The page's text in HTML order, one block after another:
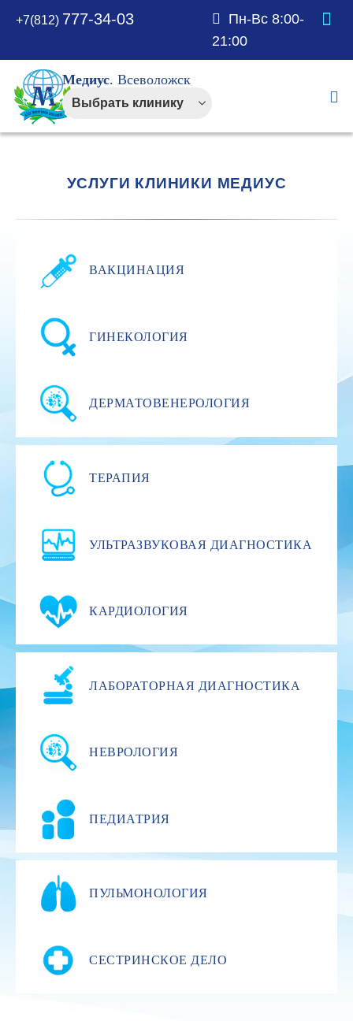
+7(812) 777-34-03
Пн-Вс 8:00-
21:00
Медиус. Всеволожск
УСЛУГИ КЛИНИКИ МЕДИУС
ВАКЦИНАЦИЯ
ГИНЕКОЛОГИЯ
ДЕРМАТОВЕНЕРОЛОГИЯ
ТЕРАПИЯ
УЛЬТРАЗВУКОВАЯ ДИАГНОСТИКА
КАРДИОЛОГИЯ
ЛАБОРАТОРНАЯ ДИАГНОСТИКА
НЕВРОЛОГИЯ
ПЕДИАТРИЯ
ПУЛЬМОНОЛОГИЯ
СЕСТРИНСКОЕ ДЕЛО